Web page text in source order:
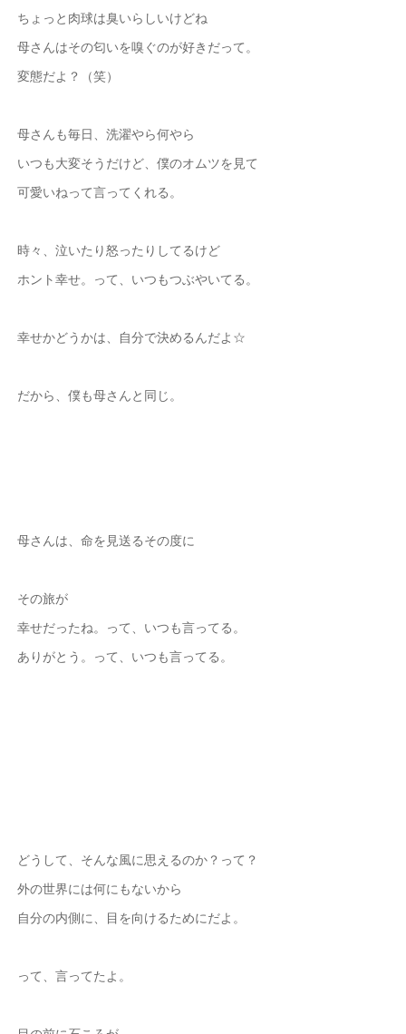
ちょっと肉球は臭いらしいけどね
母さんはその匂いを嗅ぐのが好きだって。
変態だよ？（笑）
母さんも毎日、洗濯やら何やら
いつも大変そうだけど、僕のオムツを見て
可愛いねって言ってくれる。
時々、泣いたり怒ったりしてるけど
ホント幸せ。って、いつもつぶやいてる。
幸せかどうかは、自分で決めるんだよ☆
だから、僕も母さんと同じ。
母さんは、命を見送るその度に
その旅が
幸せだったね。って、いつも言ってる。
ありがとう。って、いつも言ってる。
どうして、そんな風に思えるのか？って？
外の世界には何にもないから
自分の内側に、目を向けるためにだよ。
って、言ってたよ。